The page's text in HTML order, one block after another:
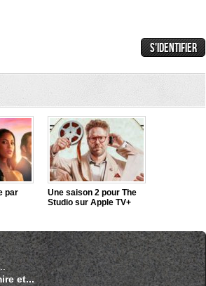
par
Une saison 2 pour The
Studio sur Apple TV+
et...